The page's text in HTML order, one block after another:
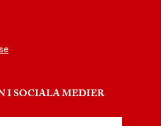
I SOCIALA MEDIER